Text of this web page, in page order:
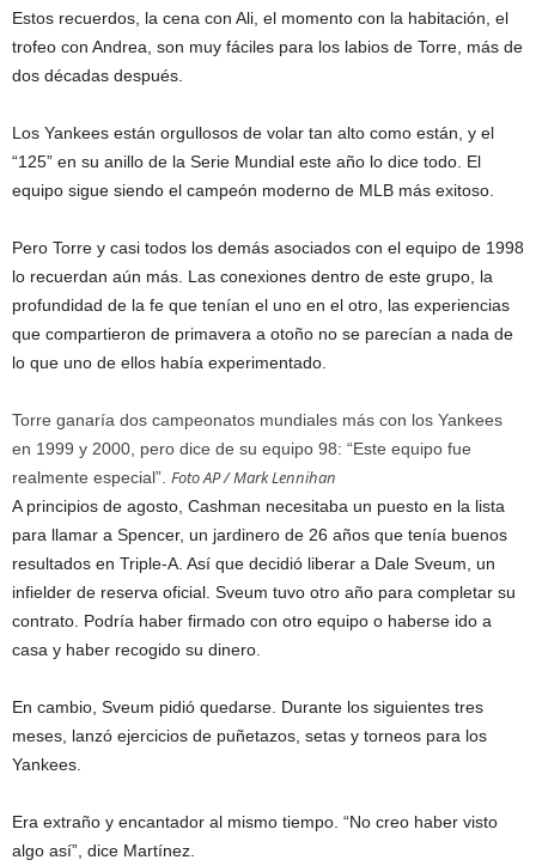
Estos recuerdos, la cena con Ali, el momento con la habitación, el
trofeo con Andrea, son muy fáciles para los labios de Torre, más de
dos décadas después.
Los Yankees están orgullosos de volar tan alto como están, y el
“125” en su anillo de la Serie Mundial este año lo dice todo. El
equipo sigue siendo el campeón moderno de MLB más exitoso.
Pero Torre y casi todos los demás asociados con el equipo de 1998
lo recuerdan aún más. Las conexiones dentro de este grupo, la
profundidad de la fe que tenían el uno en el otro, las experiencias
que compartieron de primavera a otoño no se parecían a nada de
lo que uno de ellos había experimentado.
Torre ganaría dos campeonatos mundiales más con los Yankees
en 1999 y 2000, pero dice de su equipo 98: “Este equipo fue
realmente especial”. Foto AP / Mark Lennihan
A principios de agosto, Cashman necesitaba un puesto en la lista
para llamar a Spencer, un jardinero de 26 años que tenía buenos
resultados en Triple-A. Así que decidió liberar a Dale Sveum, un
infielder de reserva oficial. Sveum tuvo otro año para completar su
contrato. Podría haber firmado con otro equipo o haberse ido a
casa y haber recogido su dinero.
En cambio, Sveum pidió quedarse. Durante los siguientes tres
meses, lanzó ejercicios de puñetazos, setas y torneos para los
Yankees.
Era extraño y encantador al mismo tiempo. “No creo haber visto
algo así”, dice Martínez.